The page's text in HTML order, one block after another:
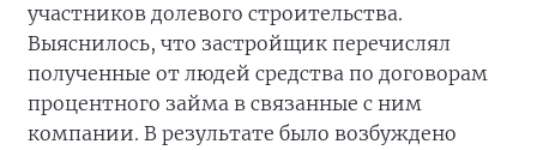
участников долевого строительства.
Выяснилось, что застройщик перечислял
полученные от людей средства по договорам
процентного займа в связанные с ним
компании. В результате было возбуждено